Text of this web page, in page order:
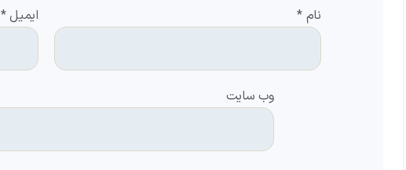
نام* ایمیل*
وب‌ سایت